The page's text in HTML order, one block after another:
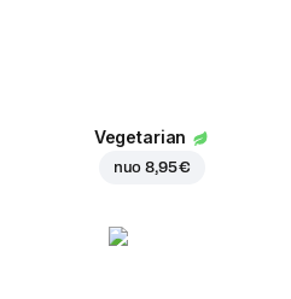
Vegetarian
nuo8,95 €